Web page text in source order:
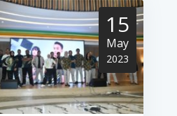
15
May
2023